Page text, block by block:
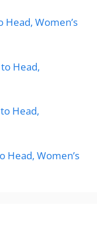
Head, Women’s
Head,
Head,
Head, Women’s